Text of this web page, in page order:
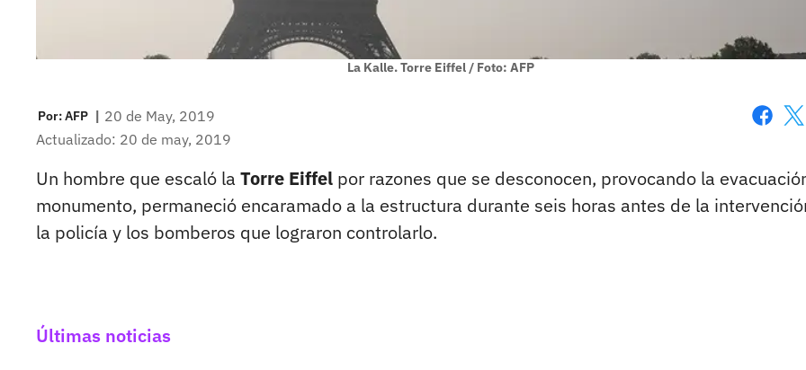
La Kalle. Torre Eiffel / Foto: AFP
Por:AFP | 20 de May, 2019
Actualizado: 20 de may, 2019
Un hombre que escaló la Torre Eiffel por razones que se desconocen, provocando la
monumento, permaneció encaramado a la estructura durante seis horas antes de la
la policía y los bomberos que lograron controlarlo.
Últimas noticias